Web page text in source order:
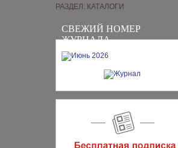
СВЕЖИЙ НОМЕР
ЖУРНАЛА
РАЗДЕЛ: КАТАЛОГИ